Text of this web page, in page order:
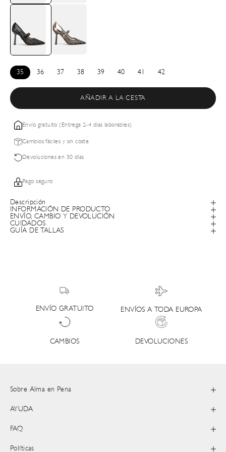
35 36 37 38 39 40 41 42
AÑADIR A LA CESTA
Envío gratuito (Entrega 2-4 días laborables)
Cambios fáciles y sin coste
Devoluciones en 30 días
Pago seguro
Descripción
INFORMACIÓN DE PRODUCTO
ENVÍO, CAMBIO Y DEVOLUCIÓN
CUIDADOS
GUÍA DE TALLAS
ENVÍO GRATUITO ENVÍOS A TODA EUROPA
CAMBIOS DEVOLUCIONES
Sobre Alma en Pena
AYUDA
FAQ
Políticas